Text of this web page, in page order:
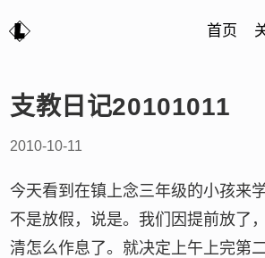
首页
支教日记20101011
2010-10-11
今天看到在镇上念三年级的小孩来
不是放假，说是。我们因提前放了
清怎么作息了。就决定上午上完第